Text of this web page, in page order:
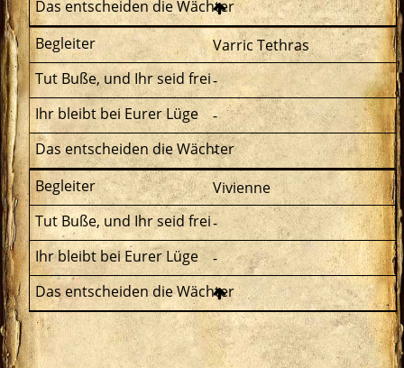
Varric Tethras
-
-
-
Vivienne
-
-